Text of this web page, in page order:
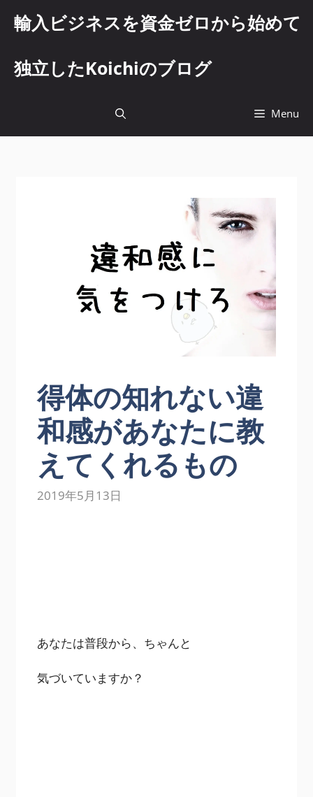
輸入ビジネスを資金ゼロから始めて
独立したKoichiのブログ
Menu
得体の知れない違
和感があなたに教
えてくれるもの
2019年5月13日
あなたは普段から、ちゃんと
気づいていますか？